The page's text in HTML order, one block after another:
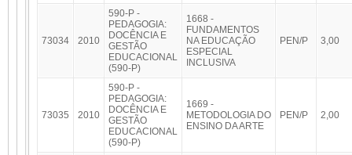
73034 2010
590-P -
PEDAGOGIA:
DOCÊNCIA E
GESTÃO
EDUCACIONAL
(590-P)
1668 -
FUNDAMENTOS
NA EDUCAÇÃO
ESPECIAL
INCLUSIVA
PEN/P 3,00
73035 2010
590-P -
PEDAGOGIA:
DOCÊNCIA E
GESTÃO
EDUCACIONAL
(590-P)
1669 -
METODOLOGIA DO
ENSINO DA ARTE
PEN/P 2,00